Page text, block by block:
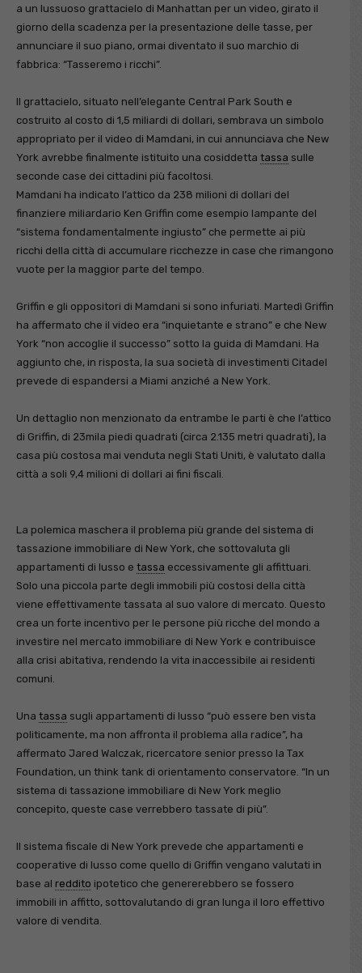
a un lussuoso grattacielo di Manhattan per un video, girato il
giorno della scadenza per la presentazione delle tasse, per
annunciare il suo piano, ormai diventato il suo marchio di
fabbrica: “Tasseremo i ricchi”.
Il grattacielo, situato nell’elegante Central Park South e
costruito al costo di 1,5 miliardi di dollari, sembrava un simbolo
appropriato per il video di Mamdani, in cui annunciava che New
York avrebbe finalmente istituito una cosiddetta tassa sulle
seconde case dei cittadini più facoltosi.
Mamdani ha indicato l’attico da 238 milioni di dollari del
finanziere miliardario Ken Griffin come esempio lampante del
“sistema fondamentalmente ingiusto” che permette ai più
ricchi della città di accumulare ricchezze in case che rimangono
vuote per la maggior parte del tempo.
Griffin e gli oppositori di Mamdani si sono infuriati. Martedì Griffin
ha affermato che il video era “inquietante e strano” e che New
York “non accoglie il successo” sotto la guida di Mamdani. Ha
aggiunto che, in risposta, la sua società di investimenti Citadel
prevede di espandersi a Miami anziché a New York.
Un dettaglio non menzionato da entrambe le parti è che l’attico
di Griffin, di 23mila piedi quadrati (circa 2.135 metri quadrati), la
casa più costosa mai venduta negli Stati Uniti, è valutato dalla
città a soli 9,4 milioni di dollari ai fini fiscali.
La polemica maschera il problema più grande del sistema di
tassazione immobiliare di New York, che sottovaluta gli
appartamenti di lusso e tassa eccessivamente gli affittuari.
Solo una piccola parte degli immobili più costosi della città
viene effettivamente tassata al suo valore di mercato. Questo
crea un forte incentivo per le persone più ricche del mondo a
investire nel mercato immobiliare di New York e contribuisce
alla crisi abitativa, rendendo la vita inaccessibile ai residenti
comuni.
Una tassa sugli appartamenti di lusso “può essere ben vista
politicamente, ma non affronta il problema alla radice”, ha
affermato Jared Walczak, ricercatore senior presso la Tax
Foundation, un think tank di orientamento conservatore. “In un
sistema di tassazione immobiliare di New York meglio
concepito, queste case verrebbero tassate di più”.
Il sistema fiscale di New York prevede che appartamenti e
cooperative di lusso come quello di Griffin vengano valutati in
base al reddito ipotetico che genererebbero se fossero
immobili in affitto, sottovalutando di gran lunga il loro effettivo
valore di vendita.